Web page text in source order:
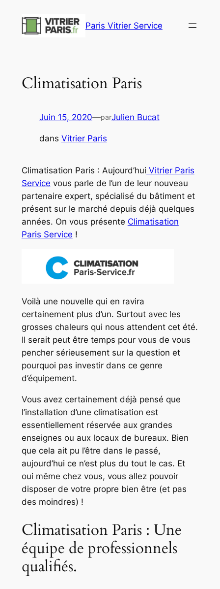
contenu
Paris Vitrier Service
Climatisation Paris
Juin 15, 2020—parJulien Bucat
dans Vitrier Paris
Climatisation Paris : Aujourd’hui Vitrier Paris
Service vous parle de l’un de leur nouveau
partenaire expert, spécialisé du bâtiment et
présent sur le marché depuis déjà quelques
années. On vous présente Climatisation
Paris Service !
Voilà une nouvelle qui en ravira
certainement plus d’un. Surtout avec les
grosses chaleurs qui nous attendent cet été.
Il serait peut être temps pour vous de vous
pencher sérieusement sur la question et
pourquoi pas investir dans ce genre
d’équipement.
Vous avez certainement déjà pensé que
l’installation d’une climatisation est
essentiellement réservée aux grandes
enseignes ou aux locaux de bureaux. Bien
que cela ait pu l’être dans le passé,
aujourd’hui ce n’est plus du tout le cas. Et
oui même chez vous, vous allez pouvoir
disposer de votre propre bien être (et pas
des moindres) !
Climatisation Paris : Une
équipe de professionnels
qualifiés.